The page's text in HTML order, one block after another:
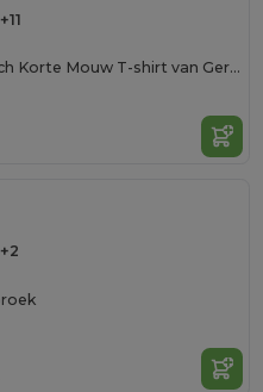
+11
IMOLA EcoTech Korte Mouw T-shirt van Gerecycled Polyester
+2